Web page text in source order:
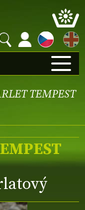
EN
TEMPEST